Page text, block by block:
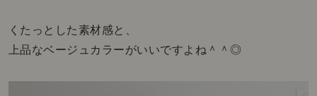
くたっとした素材感と、
上品なベージュカラーがいいですよね＾＾◎